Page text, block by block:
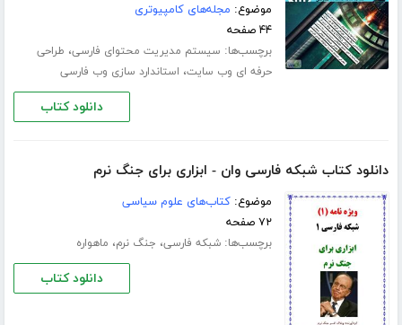
موضوع: مجله‌های کامپیوتری
۴۴ صفحه
برچسب‌ها: سیستم مدیریت محتوای فارسی، طراحی
حرفه ای وب سایت، استاندارد سازی وب فارسی
دانلود کتاب
دانلود کتاب شبکه فارسی وان - ابزاری برای جنگ نرم
موضوع:کتاب‌های علوم سیاسی
۷۲ صفحه
برچسب‌ها:شبکه فارسی، جنگ نرم، ماهواره
دانلود کتاب